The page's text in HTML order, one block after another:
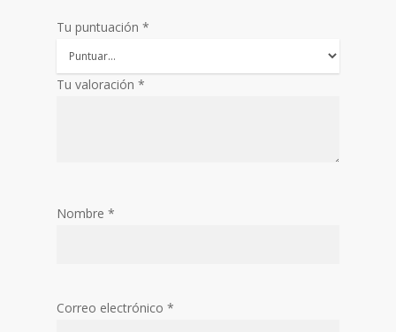
Tu puntuación *
Tu valoración *
Nombre *
Correo electrónico *